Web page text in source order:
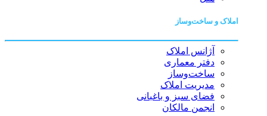
املاک و ساخت‌وساز
آژانس املاک
دفتر معماری
ساخت‌وساز
مدیریت املاک
فضای سبز و باغبانی
انجمن مالکان